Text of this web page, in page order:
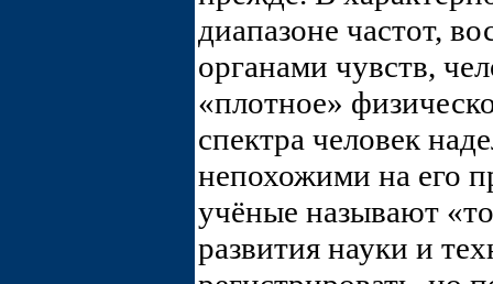
диапазоне частот,
органами чувств,
«плотное»
спектра человек
непохожими на его
учёные называют
развития науки и